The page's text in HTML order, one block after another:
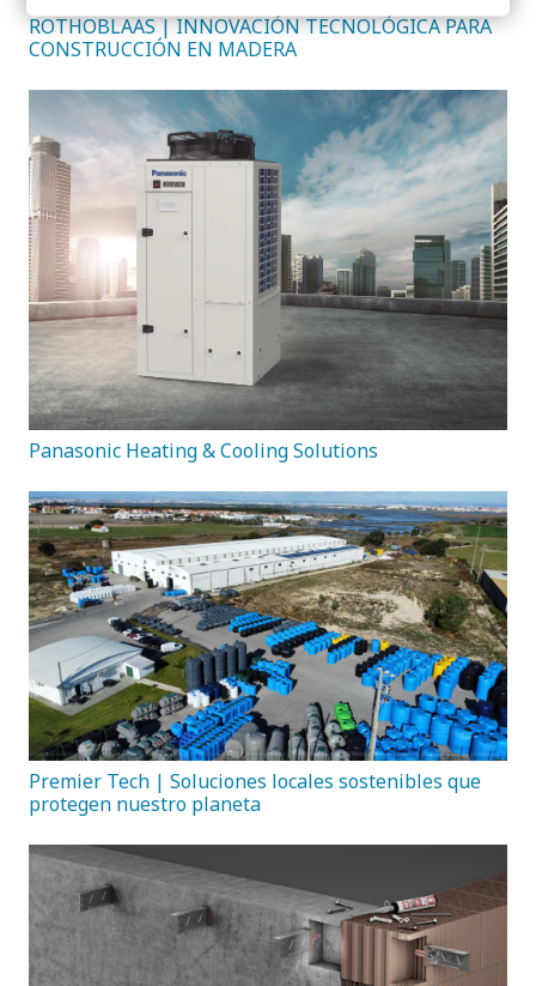
ROTHOBLAAS | INNOVACIÓN TECNOLÓGICA PARA
CONSTRUCCIÓN EN MADERA
Panasonic Heating & Cooling Solutions
Premier Tech | Soluciones locales sostenibles que
protegen nuestro planeta